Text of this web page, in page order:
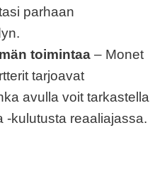
parhaan
toimintaa – Monet
tarjoavat
avulla voit tarkastella
-kulutusta reaaliajassa.